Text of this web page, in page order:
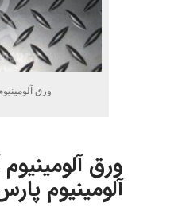
ورق
ورق
آلومینیوم